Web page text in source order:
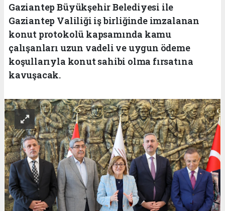
Gaziantep Büyükşehir Belediyesi ile
Gaziantep Valiliği iş birliğinde imzalanan
konut protokolü kapsamında kamu
çalışanları uzun vadeli ve uygun ödeme
koşullarıyla konut sahibi olma fırsatına
kavuşacak.